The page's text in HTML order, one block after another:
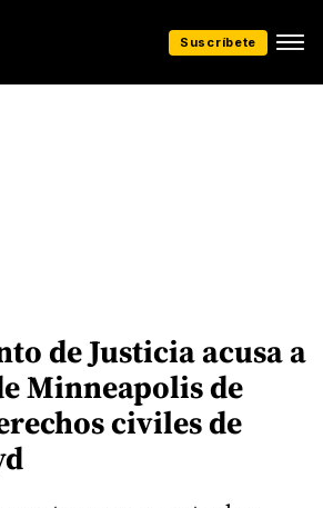
Suscríbete
de Justicia acusa a
Minneapolis de
civiles de